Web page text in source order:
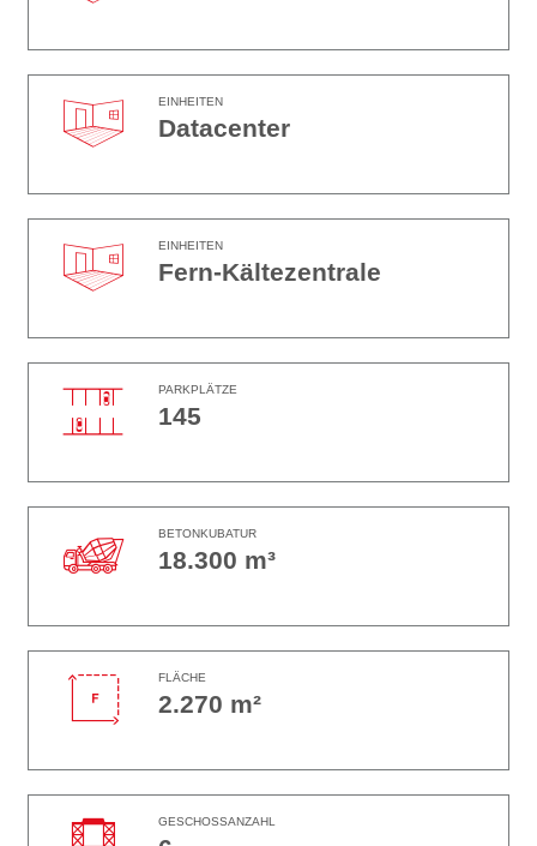
EINHEITEN
Datacenter
EINHEITEN
Fern-Kältezentrale
PARKPLÄTZE
145
BETONKUBATUR
18.300 m³
FLÄCHE
2.270 m²
GESCHOSSANZAHL